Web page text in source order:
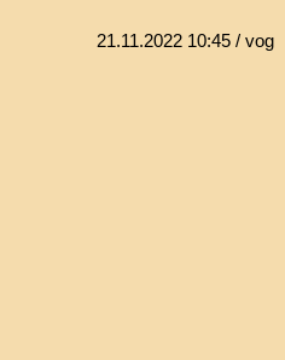
21.11.2022 10:45 / vog